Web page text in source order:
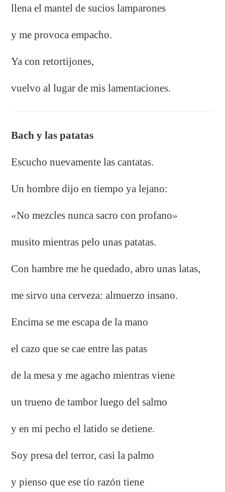
llena el mantel de sucios lamparones
y me provoca empacho.
Ya con retortijones,
vuelvo al lugar de mis lamentaciones.
Bach y las patatas
Escucho nuevamente las cantatas.
Un hombre dijo en tiempo ya lejano:
«No mezcles nunca sacro con profano»
musito mientras pelo unas patatas.
Con hambre me he quedado, abro unas latas,
me sirvo una cerveza: almuerzo insano.
Encima se me escapa de la mano
el cazo que se cae entre las patas
de la mesa y me agacho mientras viene
un trueno de tambor luego del salmo
y en mi pecho el latido se detiene.
Soy presa del terror, casi la palmo
y pienso que ese tío razón tiene